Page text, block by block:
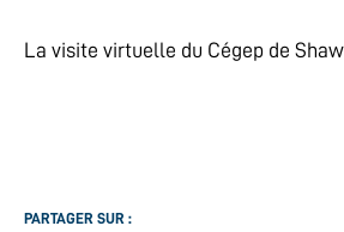
La visite virtuelle du Cégep de
PARTAGER SUR :